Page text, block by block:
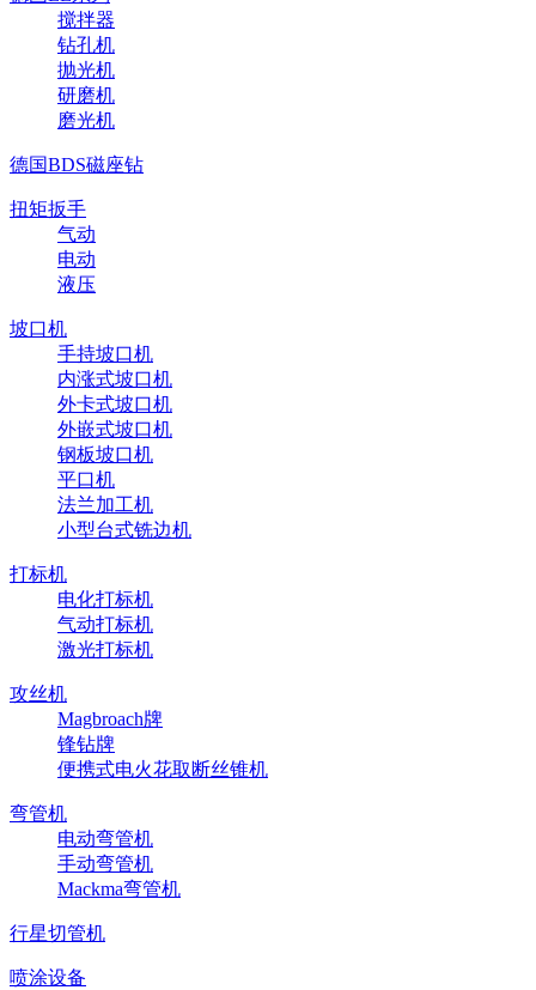
搅拌器
钻孔机
抛光机
研磨机
磨光机
德国BDS磁座钻
扭矩扳手
气动
电动
液压
坡口机
手持坡口机
内涨式坡口机
外卡式坡口机
外嵌式坡口机
钢板坡口机
平口机
法兰加工机
小型台式铣边机
打标机
电化打标机
气动打标机
激光打标机
攻丝机
Magbroach牌
锋钻牌
便携式电火花取断丝锥机
弯管机
电动弯管机
手动弯管机
Mackma弯管机
行星切管机
喷涂设备